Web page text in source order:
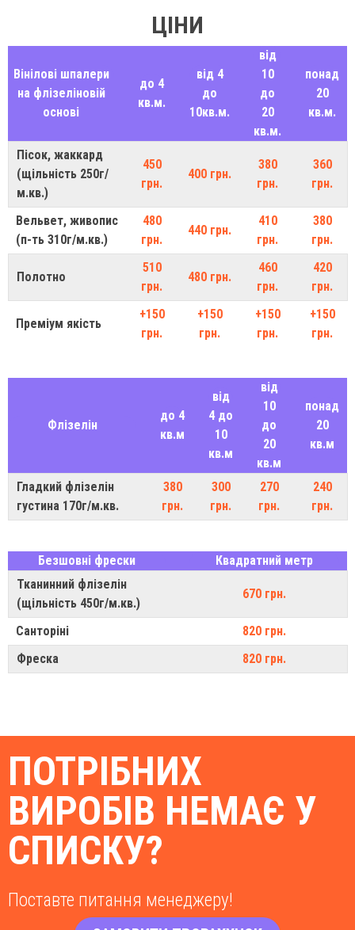
ЦІНИ
Вінілові шпалери
на флізеліновій
основі
до 4
кв.м.
від 4
до
10кв.м.
від
10
до
20
кв.м.
понад
20
кв.м.
Пісок, жаккард
(щільність 250г/
м.кв.)
450
грн.
400 грн.
380
грн.
360
грн.
Вельвет, живопис
(п-ть 310г/м.кв.)
480
грн.
440 грн.
410
грн.
380
грн.
Полотно
510
грн.
480 грн.
460
грн.
420
грн.
Преміум якість
+150
грн.
+150
грн.
+150
грн.
+150
грн.
Флізелін
до 4
кв.м
від
4 до
10
кв.м
від
10
до
20
кв.м
понад
20
кв.м
Гладкий флізелін
густина 170г/м.кв.
380
грн.
300
грн.
270
грн.
240
грн.
Безшовні фрески
Квадратний метр
Тканинний флізелін
(щільність 450г/м.кв.)
670 грн.
Санторіні
820 грн.
Фреска
820 грн.
ПОТРІБНИХ
ВИРОБІВ НЕМАЄ У
СПИСКУ?
Поставте питання менеджеру!